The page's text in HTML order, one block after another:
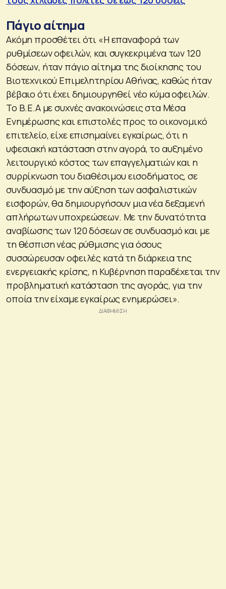
Πάγιο αίτημα
Ακόμη προσθέτει ότι «Η επαναφορά των
ρυθμίσεων οφειλών, και συγκεκριμένα των 120
δόσεων, ήταν πάγιο αίτημα της διοίκησης του
Βιοτεχνικού Επιμελητηρίου Αθήνας, καθώς ήταν
βέβαιο ότι έχει δημιουργηθεί νέο κύμα οφειλών.
Το Β.Ε.Α με συχνές ανακοινώσεις στα Μέσα
Ενημέρωσης και επιστολές προς το οικονομικό
επιτελείο, είχε επισημαίνει εγκαίρως, ότι η
υφεσιακή κατάσταση στην αγορά, το αυξημένο
λειτουργικό κόστος των επαγγελματιών και η
συρρίκνωση του διαθέσιμου εισοδήματος, σε
συνδυασμό με την αύξηση των ασφαλιστικών
εισφορών, θα δημιουργήσουν μια νέα δεξαμενή
απλήρωτων υποχρεώσεων. Με την δυνατότητα
αναβίωσης των 120 δόσεων σε συνδυασμό και με
τη θέσπιση νέας ρύθμισης για όσους
συσσώρευσαν οφειλές κατά τη διάρκεια της
ενεργειακής κρίσης, η Κυβέρνηση παραδέχεται την
προβληματική κατάσταση της αγοράς, για την
οποία την είχαμε εγκαίρως ενημερώσει».